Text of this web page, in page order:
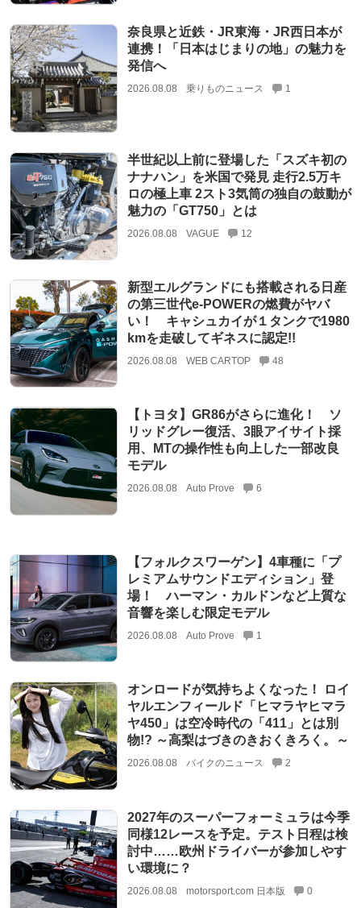
奈良県と近鉄・JR東海・JR西日本が
連携！「日本はじまりの地」の魅力を
発信へ
2026.08.08 乗りものニュース 1
半世紀以上前に登場した「スズキ初の
ナナハン」を米国で発見 走行2.5万キ
ロの極上車 2スト3気筒の独自の鼓動が
魅力の「GT750」とは
2026.08.08 VAGUE 12
新型エルグランドにも搭載される日産
の第三世代e-POWERの燃費がヤバ
い！ キャシュカイが１タンクで1980
kmを走破してギネスに認定!!
2026.08.08 WEB CARTOP 48
【トヨタ】GR86がさらに進化！ ソ
リッドグレー復活、3眼アイサイト採
用、MTの操作性も向上した一部改良
モデル
2026.08.08 Auto Prove 6
【フォルクスワーゲン】4車種に「プ
レミアムサウンドエディション」登
場！ ハーマン・カルドンなど上質な
音響を楽しむ限定モデル
2026.08.08 Auto Prove 1
オンロードが気持ちよくなった！ ロイ
ヤルエンフィールド「ヒマラヤヒマラ
ヤ450」は空冷時代の「411」とは別
物!? ～高梨はづきのきおくきろく。～
2026.08.08 バイクのニュース 2
2027年のスーパーフォーミュラは今季
同様12レースを予定。テスト日程は検
討中……欧州ドライバーが参加しやす
い環境に？
2026.08.08 motorsport.com 日本版 0